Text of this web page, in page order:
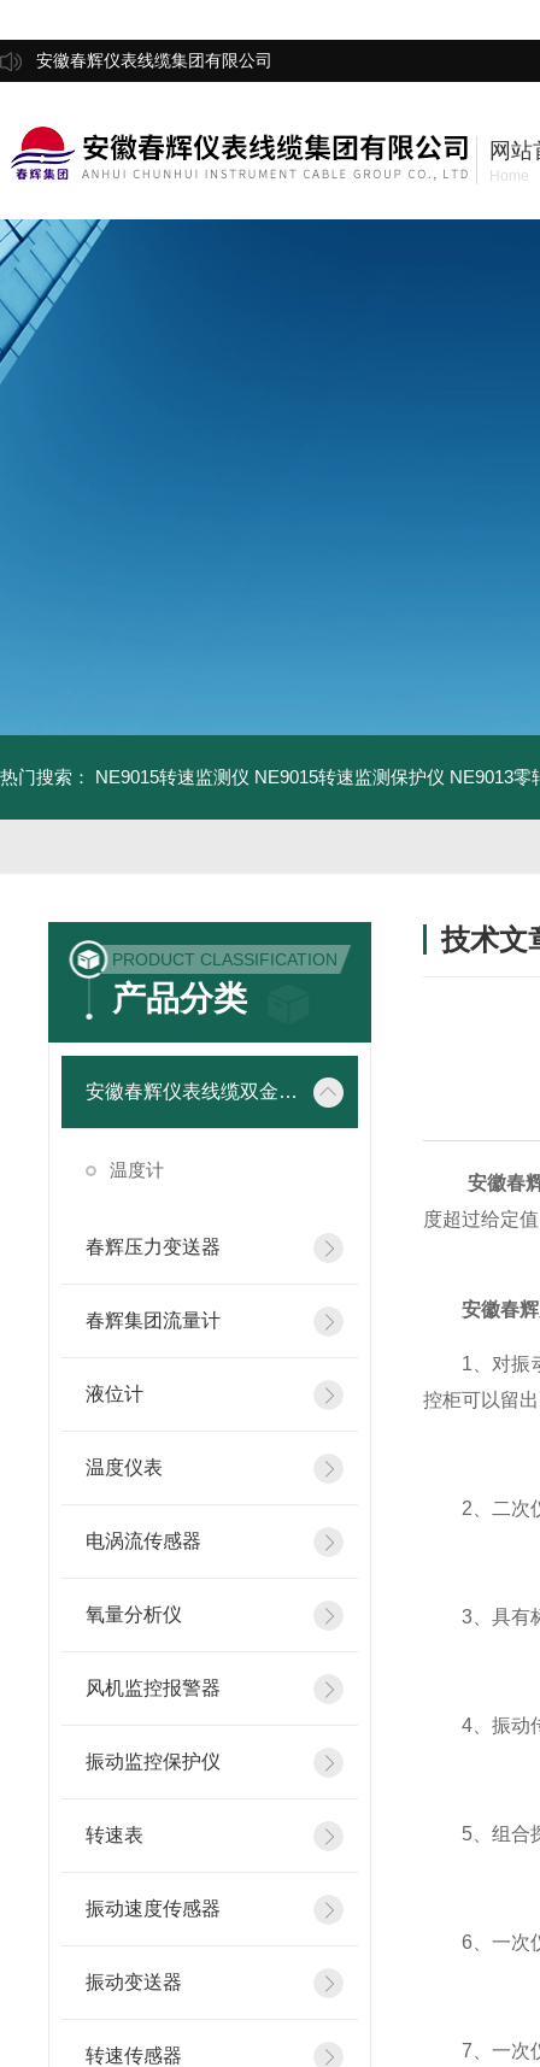
安徽春辉仪表线缆集团有限公司
网站
Home
热门搜索： NE9015转速监测仪 NE9015转速监测保护仪 NE9013零
PRODUCT CLASSIFICATION
产品分类
安徽春辉仪表线缆双金属温度计
温度计
春辉压力变送器
春辉集团流量计
液位计
温度仪表
电涡流传感器
氧量分析仪
风机监控报警器
振动监控保护仪
转速表
振动速度传感器
振动变送器
转速传感器
技术文
安徽春
度超过给定
安徽春
1、对振动
控柜可以留
2、二次仪
3、具有标
4、振动传
5、组合探
6、一次仪
7、一次仪